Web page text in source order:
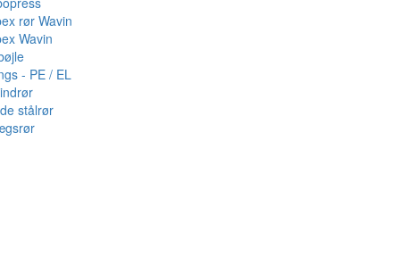
rør Wavin
Wavin
- PE / EL
stålrør